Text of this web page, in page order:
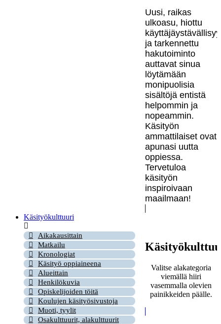
Uusi, raikas
ulkoasu, hiottu
ja tarkennettu
hakutoiminto
auttavat sinua
löytämään
monipuolisia
sisältöjä entistä
helpommin ja
nopeammin.
Käsityön
ammattilaiset ovat
apunasi uutta
oppiessa.
Tervetuloa
käsityön
inspiroivaan
maailmaan!
Käsityökulttuuri
Aikakausittain
Matkailu
Kronologiat
Käsityö oppiaineena
Alueittain
Henkilökuvia
Opiskelijoiden töitä
Koulujen käsityösivustoja
Muoti, tyylit
Osakulttuurit, alakulttuurit
Valitse alakategoria
viemällä hiiri
vasemmalla olevien
painikkeiden päälle.